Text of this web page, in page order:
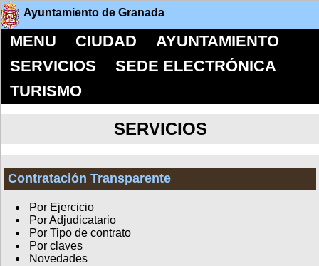
Ayuntamiento de Granada
MENU CIUDAD
AYUNTAMIENTO
SERVICIOS
SEDE ELECTRÓNICA
TURISMO
SERVICIOS
Contratación Transparente
Por Ejercicio
Por Adjudicatario
Por Tipo de contrato
Por claves
Novedades